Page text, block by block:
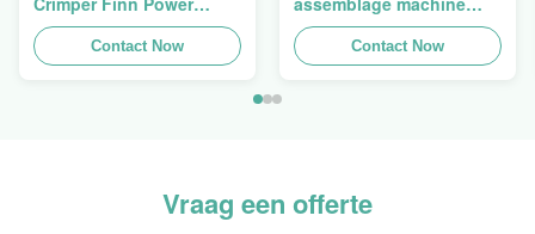
P16HP Handmatige
Hydraulische Kabel
Crimper te koop
Contact Now
slang crimping machine
slang pers Finn Power
Swager
Contact Now
Vraag een offerte